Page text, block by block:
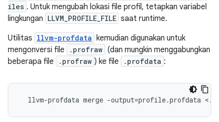
iles . Untuk mengubah lokasi file profil, tetapkan variabel
lingkungan LLVM_PROFILE_FILE saat runtime.
Utilitas llvm-profdata kemudian digunakan untuk
mengonversi file
.profraw (dan mungkin menggabungkan
beberapa file
.profraw ) ke file .profdata :
llvm-profdata merge -output=profile.profdata